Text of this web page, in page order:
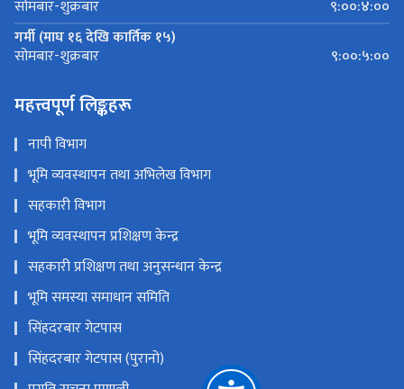
सोमबार-शुक्रबार
९:००:४:००
गर्मी (माघ १६ देखि कार्तिक १५)
सोमबार-शुक्रबार ९:००:५:००
महत्त्वपूर्ण लिङ्कहरू
नापी विभाग
भूमि व्यवस्थापन तथा अभिलेख विभाग
सहकारी विभाग
भूमि व्यवस्थापन प्रशिक्षण केन्द्र
सहकारी प्रशिक्षण तथा अनुसन्धान केन्द्र
भूमि समस्या समाधान समिति
सिंहदरबार गेटपास
सिंहदरबार गेटपास (पुरानो)